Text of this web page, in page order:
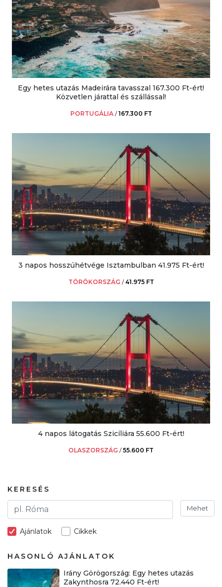
Egy hetes utazás Madeirára tavasszal 167.300 Ft-ért!
Közvetlen járattal és szállással!
PORTUGÁLIA /167.300 FT
3 napos hosszúhétvége Isztambulban 41.975 Ft-ért!
TÖRÖKORSZÁG /41.975 FT
4 napos látogatás Szicíliára 55.600 Ft-ért!
OLASZORSZÁG /55.600 FT
KERESÉS
Mehet
Ajánlatok Cikkek
HASONLÓ AJÁNLATOK
Irány Görögország: Egy hetes utazás
Zakynthosra 72.440 Ft-ért!